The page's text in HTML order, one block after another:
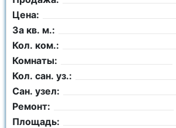
Цена:
За кв. м.:
Кол. ком.:
Комнаты:
Кол. сан. уз.:
Сан. узел:
Ремонт:
Площадь: